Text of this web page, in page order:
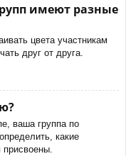
имеют разные
цвета участникам
друг от друга.
ваша группа по
какие
присвоены.